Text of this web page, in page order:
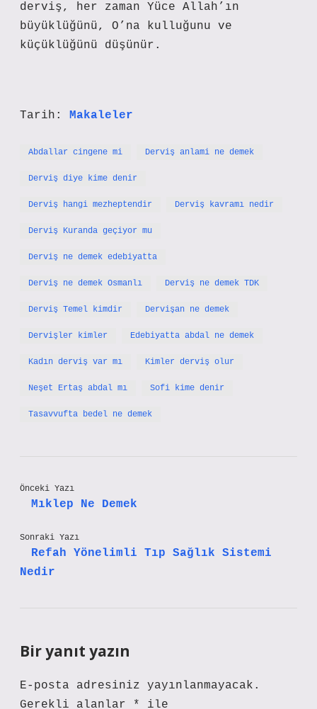
derviş, her zaman Yüce Allah’ın
büyüklüğünü, O’na kulluğunu ve
küçüklüğünü düşünür.
Tarih: Makaleler
Abdallar cingene mi Derviş anlami ne demek
Derviş diye kime denir
Derviş hangi mezheptendir Derviş kavramı nedir
Derviş Kuranda geçiyor mu
Derviş ne demek edebiyatta
Derviş ne demek Osmanlı Derviş ne demek TDK
Derviş Temel kimdir Dervişan ne demek
Dervişler kimler Edebiyatta abdal ne demek
Kadın derviş var mı Kimler derviş olur
Neşet Ertaş abdal mı Sofi kime denir
Tasavvufta bedel ne demek
Önceki Yazı
Mıklep Ne Demek
Sonraki Yazı
Refah Yönelimli Tıp Sağlık Sistemi
Nedir
Bir yanıt yazın
E-posta adresiniz yayınlanmayacak.
Gerekli alanlar
*
ile